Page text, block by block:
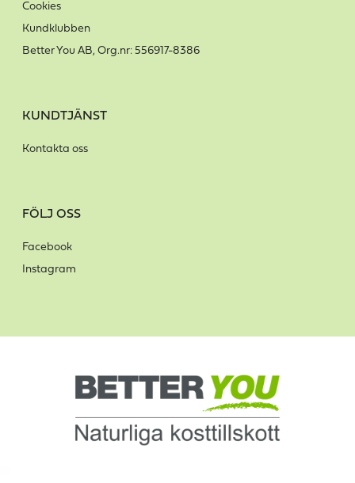
Cookies
Kundklubben
Better You AB, Org.nr: 556917-8386
KUNDTJÄNST
Kontakta oss
FÖLJ OSS
Facebook
Instagram